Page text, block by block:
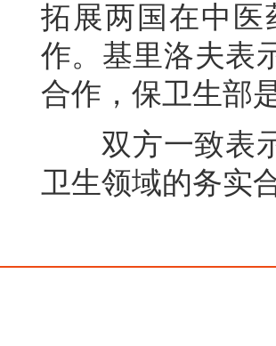
拓展两国在中
作。基里洛夫表
合作，保卫生部
双方一致表示
卫生领域的务实